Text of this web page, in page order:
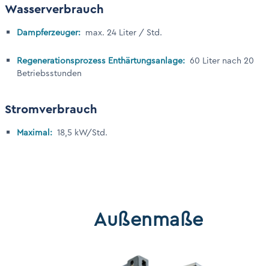
Wasserverbrauch
Dampferzeuger: max. 24 Liter / Std.
Regenerationsprozess Enthärtungsanlage: 60 Liter nach 20
Betriebsstunden
Stromverbrauch
Maximal: 18,5 kW/Std.
Abmessungen des Containers
Außenmaße